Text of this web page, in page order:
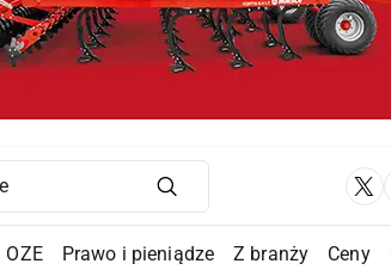
Main Navigation
OZE Prawo i pieniądze Z branży Ceny